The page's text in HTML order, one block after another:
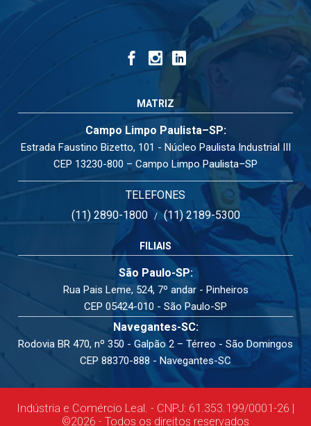
MATRIZ
Campo Limpo Paulista–SP:
Estrada Faustino Bizetto, 101 - Núcleo Paulista Industrial III
CEP 13230-800 – Campo Limpo Paulista–SP
TELEFONES
(11) 2890-1800/(11) 2189-5300
FILIAIS
São Paulo-SP:
Rua Pais Leme, 524, 7º andar - Pinheiros
CEP 05424-010 - São Paulo-SP
Navegantes-SC:
Rodovia BR 470, nº 350 - Galpão 2 – Térreo - São Domingos
CEP 88370-888 - Navegantes-SC
Indústria e Comércio Leal. - CNPJ: 61.353.199/0001-26 |
©2026 - Todos os direitos reservados